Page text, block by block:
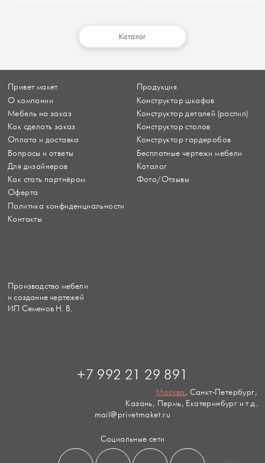
Каталог
Привет макет
О компании
Мебель на заказ
Как сделать заказ
Оплата и доставка
Вопросы и ответы
Для дизайнеров
Как стать партнёром
Оферта
Политика конфиденциальности
Контакты
Продукция
Конструктор шкафов
Конструктор деталей (распил)
Конструктор столов
Конструктор гардеробов
Бесплатные чертежи мебели
Каталог
Фото/Отзывы
Производство мебели
и создание чертежей
ИП Семенов Н. В.
+7 992 21 29 891
Москва, Санкт-Петербург,
Казань, Пермь, Екатеринбург и т.д.
mail@privetmaket.ru
Социальные сети